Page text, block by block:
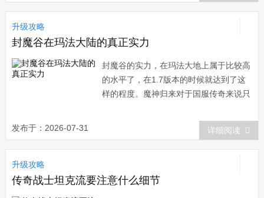
升级攻略
封魔谷在玛法大陆的真正实力
封魔谷的实力，在玛法大地上属于比较高
的水平了，在1.7版本的时候就达到了这
样的程度。魔神归来对于国服传奇来说只
发布于：2026-07-31 详细阅读
升级攻略
传奇战士坦克流要注意什么细节